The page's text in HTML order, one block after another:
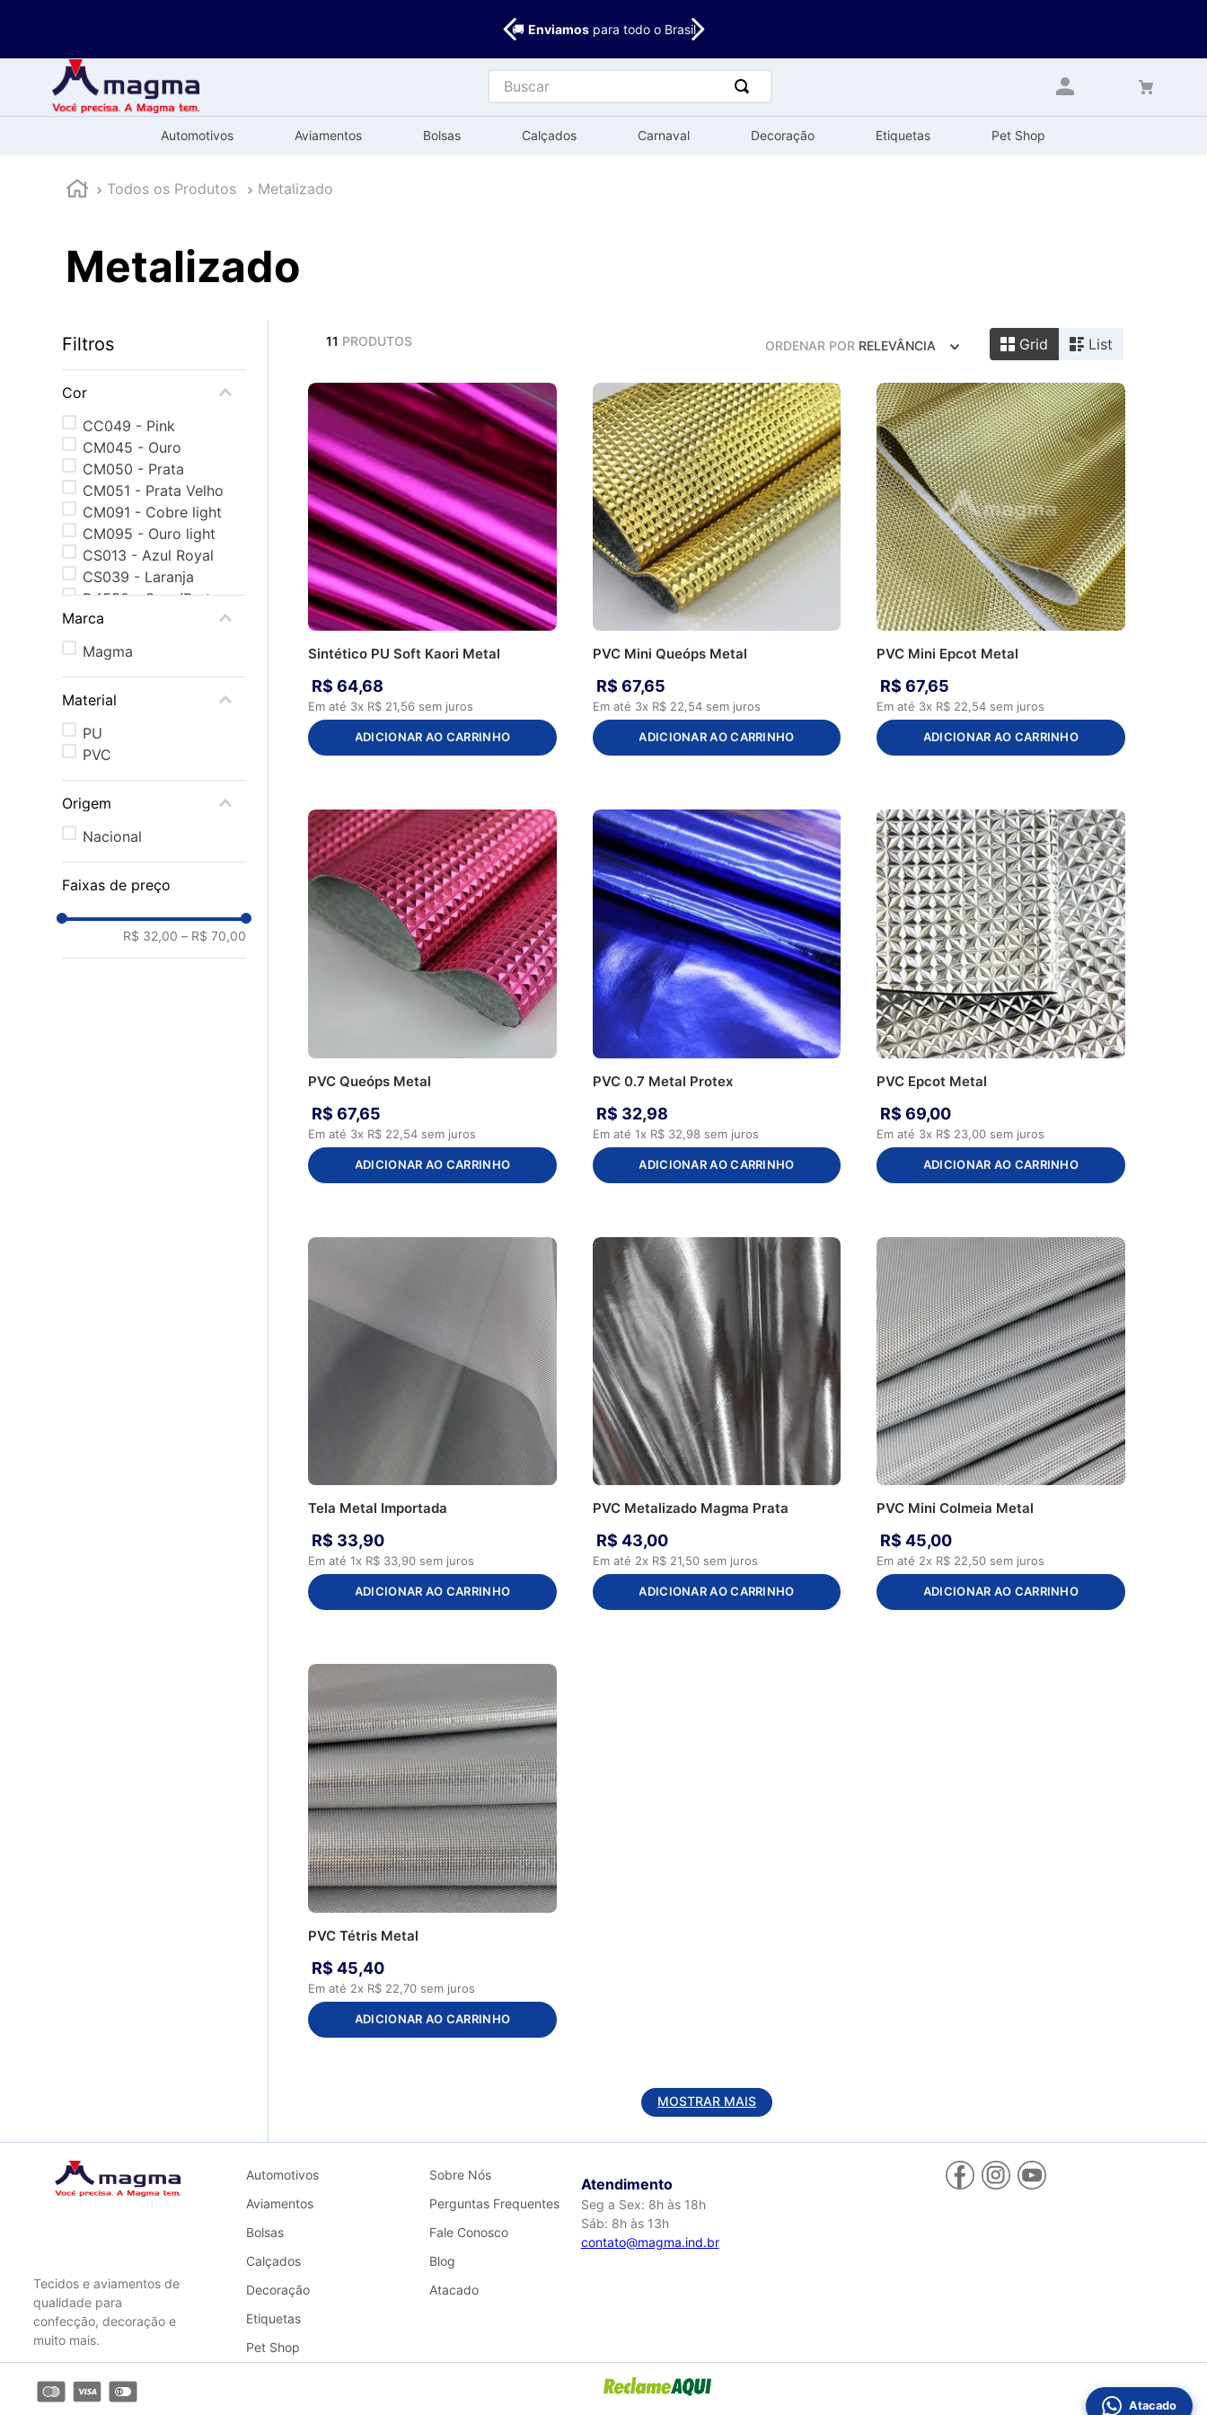
🚚 Enviamospara todo o Brasil
Buscar
Automotivos Aviamentos Bolsas Calçados Carnaval Decoração Etiquetas Pet Shop
Todos os Produtos Metalizado
Metalizado
Filtros
Cor
CC049 - Pink
CM045 - Ouro
CM050 - Prata
CM051 - Prata Velho
CM091 - Cobre light
CM095 - Ouro light
CS013 - Azul Royal
CS039 - Laranja
D4550 - Ouro/Prata
D5050 - Prata/Prata
OA331 - Ouro
OA333 - Ouro Light
OA334 - Prata Velho
OA335 - Cobre Light
OA455 - Azul Royal
Marca
Magma
Material
PU
PVC
Origem
Nacional
Faixas de preço
R$ 32,00 – R$ 70,00
11 PRODUTOS ORDENAR POR RELEVÂNCIA Grid List
Sintético PU Soft Kaori Metal
R$ 64,68
Em até 3x R$ 21,56 sem juros
ADICIONAR AO CARRINHO
PVC Mini Queóps Metal
R$ 67,65
Em até 3x R$ 22,54sem juros
ADICIONAR AO CARRINHO
PVC Mini Epcot Metal
R$ 67,65
Em até 3x R$ 22,54 sem juros
ADICIONAR AO CARRINHO
PVC Queóps Metal
R$ 67,65
Em até 3x R$ 22,54 sem juros
ADICIONAR AO CARRINHO
PVC 0.7 Metal Protex
R$ 32,98
Em até 1x R$ 32,98sem juros
ADICIONAR AO CARRINHO
PVC Epcot Metal
R$ 69,00
Em até 3x R$ 23,00 sem juros
ADICIONAR AO CARRINHO
Tela Metal Importada
R$ 33,90
Em até1x R$ 33,90 sem juros
ADICIONAR AO CARRINHO
PVC Metalizado Magma Prata
R$ 43,00
Em até 2x R$ 21,50sem juros
ADICIONAR AO CARRINHO
PVC Mini Colmeia Metal
R$ 45,00
Em até 2x R$ 22,50 sem juros
ADICIONAR AO CARRINHO
PVC Tétris Metal
R$ 45,40
Em até 2x R$ 22,70 sem juros
ADICIONAR AO CARRINHO
MOSTRAR MAIS
Tecidos e aviamentos de
qualidade para
confecção, decoração e
muito mais.
Automotivos
Aviamentos
Bolsas
Calçados
Decoração
Etiquetas
Pet Shop
Sobre Nós
Perguntas Frequentes
Fale Conosco
Blog
Atacado
Atendimento
Seg a Sex: 8h às 18h
Sáb: 8h às 13h
contato@magma.ind.br
Atacado